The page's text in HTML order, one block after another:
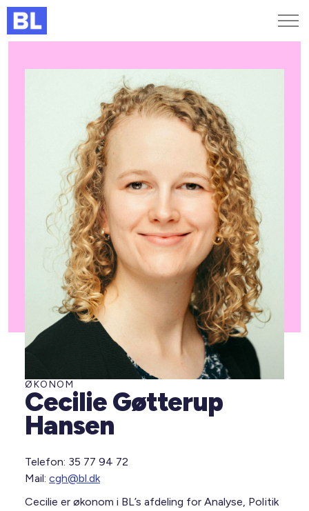
Genveje
Kurser og arrangementer
ØKONOM
Cecilie Gøtterup
Hansen
Telefon: 35 77 94 72
Mail:cgh@bl.dk
Cecilie er økonom i BL’s afdeling for Analyse, Politik